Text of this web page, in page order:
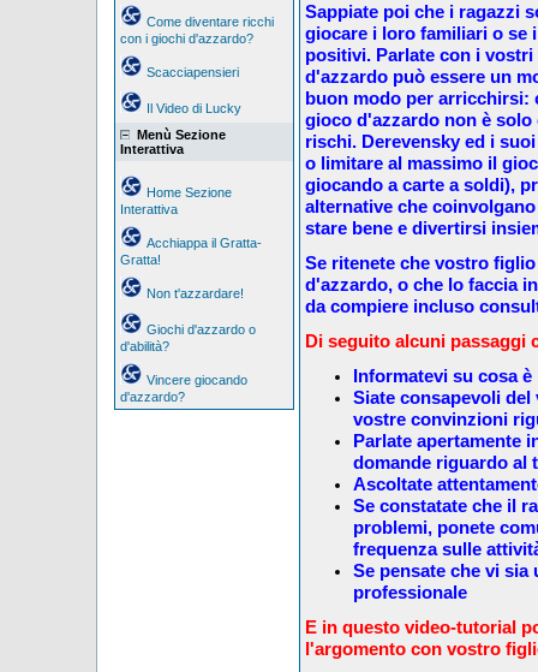
Come diventare ricchi
con i giochi d'azzardo?
Scacciapensieri
Il Video di Lucky
Menù Sezione
Interattiva
Home Sezione
Interattiva
Acchiappa il Gratta-
Gratta!
Non t'azzardare!
Giochi d'azzardo o
d'abilità?
Vincere giocando
d'azzardo?
Sappiate poi che i ragazzi
giocare i loro familiari o se
positivi. Parlate con i
d'azzardo può essere un
buon modo per arricchirsi:
gioco d'azzardo non è
rischi. Derevensky ed i
o limitare al massimo il
giocando a carte a soldi),
alternative che
stare bene e divertirsi
Se ritenete che vostro
d'azzardo, o che lo faccia
da compiere incluso
Di seguito alcuni passaggi
Informatevi su cosa
Siate consapevoli
vostre convinzioni
Parlate apertamente
domande riguardo al
Ascoltate
Se constatate che il
problemi, ponete
frequenza sulle
Se pensate che vi sia
professionale
E in questo video-tutorial
l'argomento con vostro